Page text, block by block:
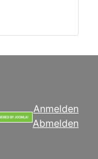
Anmelden
Abmelden